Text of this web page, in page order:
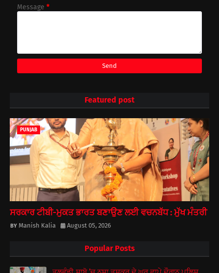
Message *
Featured post
PUNJAB
ਸਰਕਾਰ ਟੀਬੀ-ਮੁਕਤ ਭਾਰਤ ਬਣਾਉਣ ਲਈ ਵਚਨਬੱਧ : ਮੁੱਖ ਮੰਤਰੀ
Manish Kalia August 05, 2026
Popular Posts